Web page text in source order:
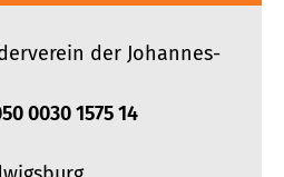
der Johannes-
0030 1575 14